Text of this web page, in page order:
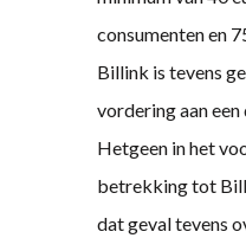
consumenten en
Billink is tevens
vordering aan
Hetgeen in het
betrekking tot
dat geval tevens